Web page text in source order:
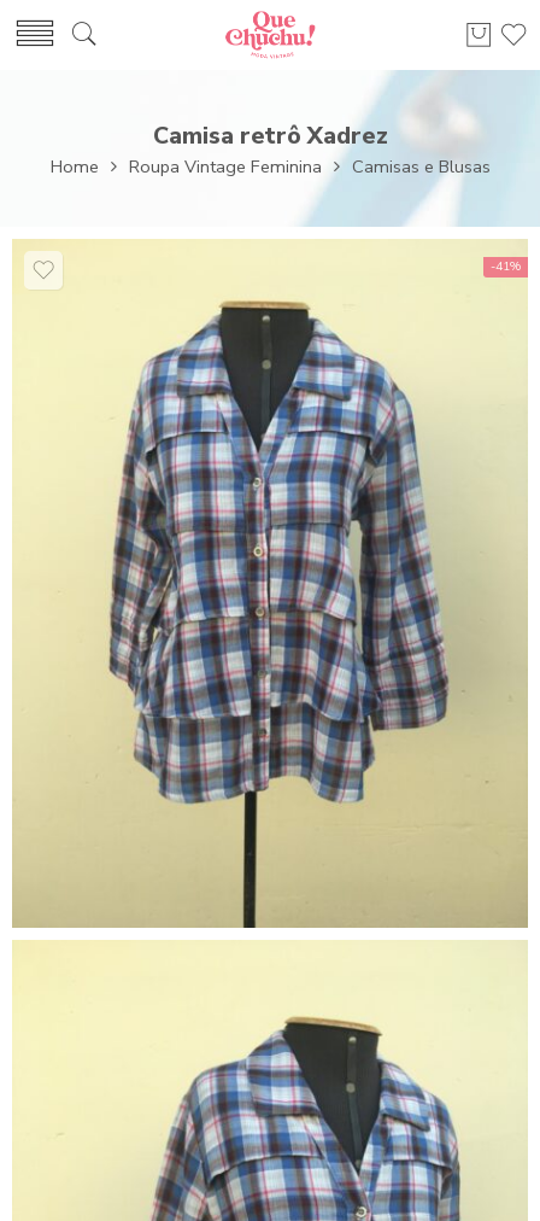
Camisa retrô Xadrez
Home Roupa Vintage Feminina Camisas e Blusas
-41%